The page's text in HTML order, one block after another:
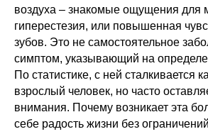
воздуха – знакомые ощущения для
гиперестезия, или повышенная
зубов. Это не самостоятельное
симптом, указывающий на
По статистике, с ней сталкивается
взрослый человек, но часто
внимания. Почему возникает эта
себе радость жизни без